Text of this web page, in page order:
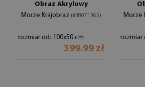
Obraz Akrylowy
Morze Krajobraz (#38071365)
rozmiar od: 100x50 cm
399.99 zł
Morze
rozmiar